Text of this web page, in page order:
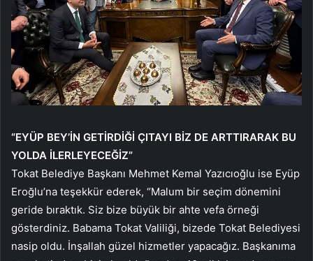
“EYÜP BEY’İN GETİRDİĞİ ÇITAYI BİZ DE ARTTIRARAK BU
YOLDA İLERLEYECEĞİZ”
Tokat Belediye Başkanı Mehmet Kemal Yazıcıoğlu ise Eyüp
Eroğlu’na teşekkür ederek, “Malum bir seçim dönemini
geride bıraktık. Siz bize büyük bir ahte vefa örneği
gösterdiniz. Babama Tokat Valiliği, bizede Tokat Belediyesi
nasip oldu. İnşallah güzel hizmetler yapacağız. Başkanıma